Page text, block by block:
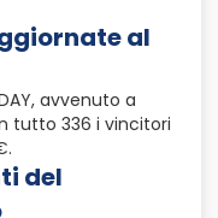
al
avvenuto a
tutto 336 i vincitori
del